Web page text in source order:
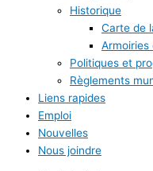
Historique
Carte de
Politiques et
Règlements
Liens rapides
Emploi
Nouvelles
Nous joindre